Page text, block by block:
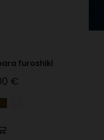
furoshiki
€